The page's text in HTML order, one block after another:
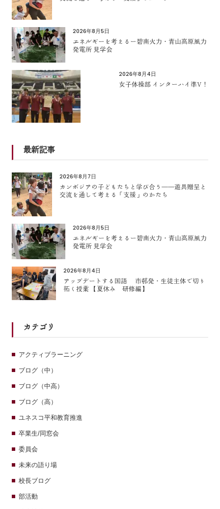
2026年8月5日
エネルギーを考えるー碧南火力・青山高原風力
発電所 見学会
2026年8月4日
女子体操部 インターハイ準V！
最新記事
2026年8月7日
カンボジアの子どもたちと学び合う――遊具贈呈と
交流を通して考える「支援」のかたち
2026年8月5日
エネルギーを考えるー碧南火力・青山高原風力
発電所 見学会
2026年8月4日
アップデートする国語 市邨発・生徒主体で切り
拓く授業 【夏休み 研修編】
カテゴリ
アクティブラーニング
ブログ（中）
ブログ（中高）
ブログ（高）
ユネスコ平和教育推進
卒業生/同窓会
委員会
未来の語り場
校長ブログ
部活動